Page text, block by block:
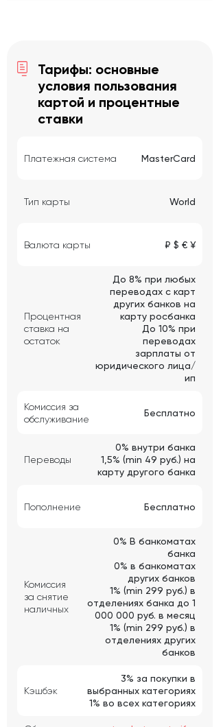
Тарифы: основные
условия пользования
картой и процентные
ставки
Платежная система MasterCard
Тип карты World
Валюта карты ₽ $ € ¥
Процентная
ставка на
остаток
До 8% при любых
переводах с карт
других банков на
карту росбанка
До 10% при
переводах
зарплаты от
юридического лица/
ип
Комиссия за
обслуживание
Бесплатно
Переводы
0% внутри банка
1,5% (min 49 руб.) на
карту другого банка
Пополнение Бесплатно
Комиссия
за снятие
наличных
0% В банкоматах
банка
0% в банкоматах
других банков
1% (min 299 руб.) в
отделениях банка до 1
000 000 руб. в месяц
1% (min 299 руб.) в
отделениях других
банков
Кэшбэк
3% за покупки в
выбранных категориях
1% во всех категориях